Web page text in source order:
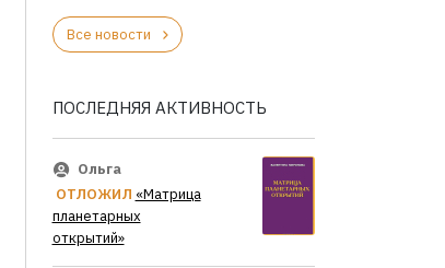
Все новости
ПОСЛЕДНЯЯ АКТИВНОСТЬ
Ольга
ОТЛОЖИЛ «Матрица
планетарных
открытий»